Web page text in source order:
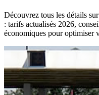
Découvrez tous les détails
: tarifs actualisés 2026,
économiques pour optimiser